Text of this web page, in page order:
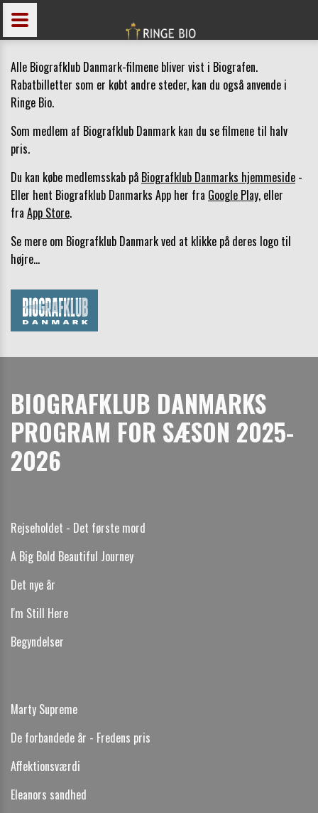
Alle Biografklub Danmark-filmene bliver vist i Biografen.
Rabatbilletter som er købt andre steder, kan du også anvende i
Ringe Bio.
Som medlem af Biografklub Danmark kan du se filmene til halv
pris.
Du kan købe medlemsskab på Biografklub Danmarks hjemmeside -
Eller hent Biografklub Danmarks App her fra Google Play, eller
fra App Store.
Se mere om Biografklub Danmark ved at klikke på deres logo til
højre...
BIOGRAFKLUB DANMARKS
PROGRAM FOR SÆSON 2025-
2026
Rejseholdet - Det første mord
A Big Bold Beautiful Journey
Det nye år
I'm Still Here
Begyndelser
Marty Supreme
De forbandede år - Fredens pris
Affektionsværdi
Eleanors sandhed